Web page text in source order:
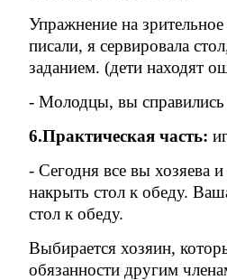
Упражнение на
писали, я сервировала
заданием. (дети находят
- Молодцы, вы справились
6.Практическая часть:
- Сегодня все вы хозяева
накрыть стол к обеду.
стол к обеду.
Выбирается хозяин,
обязанности другим